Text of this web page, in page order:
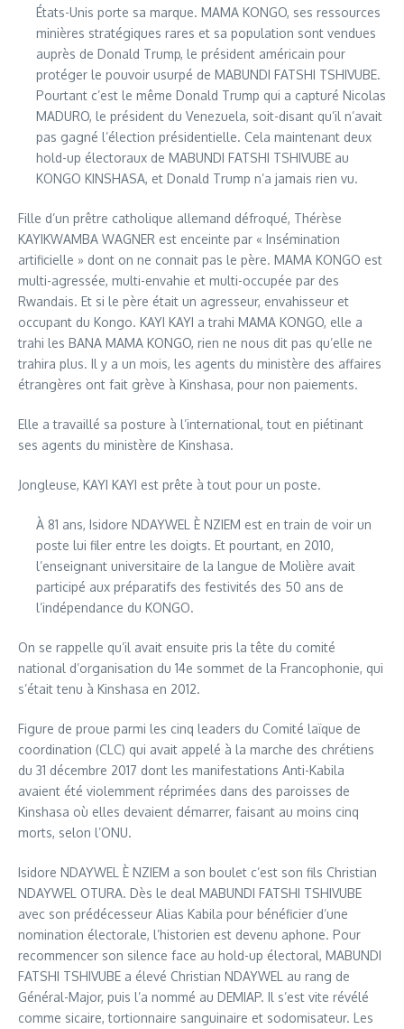
États-Unis porte sa marque. MAMA KONGO, ses ressources
minières stratégiques rares et sa population sont vendues
auprès de Donald Trump, le président américain pour
protéger le pouvoir usurpé de MABUNDI FATSHI TSHIVUBE.
Pourtant c’est le même Donald Trump qui a capturé Nicolas
MADURO, le président du Venezuela, soit-disant qu’il n’avait
pas gagné l’élection présidentielle. Cela maintenant deux
hold-up électoraux de MABUNDI FATSHI TSHIVUBE au
KONGO KINSHASA, et Donald Trump n’a jamais rien vu.
Fille d’un prêtre catholique allemand défroqué, Thérèse
KAYIKWAMBA WAGNER est enceinte par « Insémination
artificielle » dont on ne connait pas le père. MAMA KONGO est
multi-agressée, multi-envahie et multi-occupée par des
Rwandais. Et si le père était un agresseur, envahisseur et
occupant du Kongo. KAYI KAYI a trahi MAMA KONGO, elle a
trahi les BANA MAMA KONGO, rien ne nous dit pas qu’elle ne
trahira plus. Il y a un mois, les agents du ministère des affaires
étrangères ont fait grève à Kinshasa, pour non paiements.
Elle a travaillé sa posture à l’international, tout en piétinant
ses agents du ministère de Kinshasa.
Jongleuse, KAYI KAYI est prête à tout pour un poste.
À 81 ans, Isidore NDAYWEL È NZIEM est en train de voir un
poste lui filer entre les doigts. Et pourtant, en 2010,
l’enseignant universitaire de la langue de Molière avait
participé aux préparatifs des festivités des 50 ans de
l’indépendance du KONGO.
On se rappelle qu’il avait ensuite pris la tête du comité
national d’organisation du 14e sommet de la Francophonie, qui
s’était tenu à Kinshasa en 2012.
Figure de proue parmi les cinq leaders du Comité laïque de
coordination (CLC) qui avait appelé à la marche des chrétiens
du 31 décembre 2017 dont les manifestations Anti-Kabila
avaient été violemment réprimées dans des paroisses de
Kinshasa où elles devaient démarrer, faisant au moins cinq
morts, selon l’ONU.
Isidore NDAYWEL È NZIEM a son boulet c’est son fils Christian
NDAYWEL OTURA. Dès le deal MABUNDI FATSHI TSHIVUBE
avec son prédécesseur Alias Kabila pour bénéficier d’une
nomination électorale, l’historien est devenu aphone. Pour
recommencer son silence face au hold-up électoral, MABUNDI
FATSHI TSHIVUBE a élevé Christian NDAYWEL au rang de
Général-Major, puis l’a nommé au DEMIAP. Il s’est vite révélé
comme sicaire, tortionnaire sanguinaire et sodomisateur. Les